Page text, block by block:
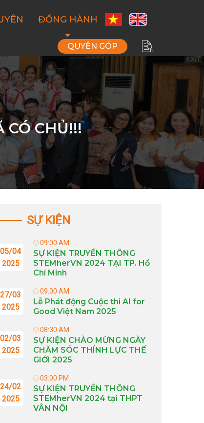
ĐỒNG HÀNH
QUYÊN GÓP
CÓ CHỦ!!!
SỰ KIỆN
05/04
2025
09:00 AM
SỰ KIỆN TRUYỀN THÔNG
STEMherVN 2024 TẠI TP. Hồ
Chí Minh
27/03
2025
09:00 AM
Lễ Phát động Cuộc thi AI for
Good Việt Nam 2025
02/03
2025
08:30 AM
SỰ KIỆN CHÀO MỪNG NGÀY
CHĂM SÓC THÍNH LỰC THẾ
GIỚI 2025
24/02
2025
03:00 PM
SỰ KIỆN TRUYỀN THÔNG
STEMherVN 2024 tại THPT
VÂN NỘI